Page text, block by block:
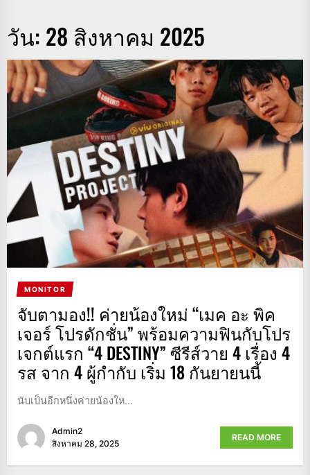
วัน: 28 สิงหาคม 2025
MONITOR
จับตามอง!! ค่ายน้องใหม่ “เมค อะ พิค
เจอร์ โปรดักชั่น” พร้อมความฟินกับโปร
เจกต์แรก “4 DESTINY” ซีรีส์วาย 4 เรื่อง 4
รส จาก 4 ผู้กำกับ เริ่ม 18 กันยายนนี้
นับเป็นอีกหนึ่งค่ายน้องให...
Admin2
สิงหาคม 28, 2025
READ MORE